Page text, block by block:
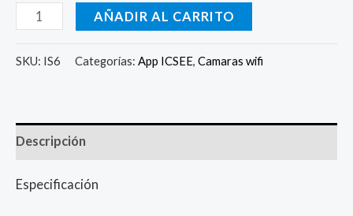
AÑADIR AL CARRITO
SKU: IS6 Categorías: App ICSEE Camaras wifi
Descripción
Especificación